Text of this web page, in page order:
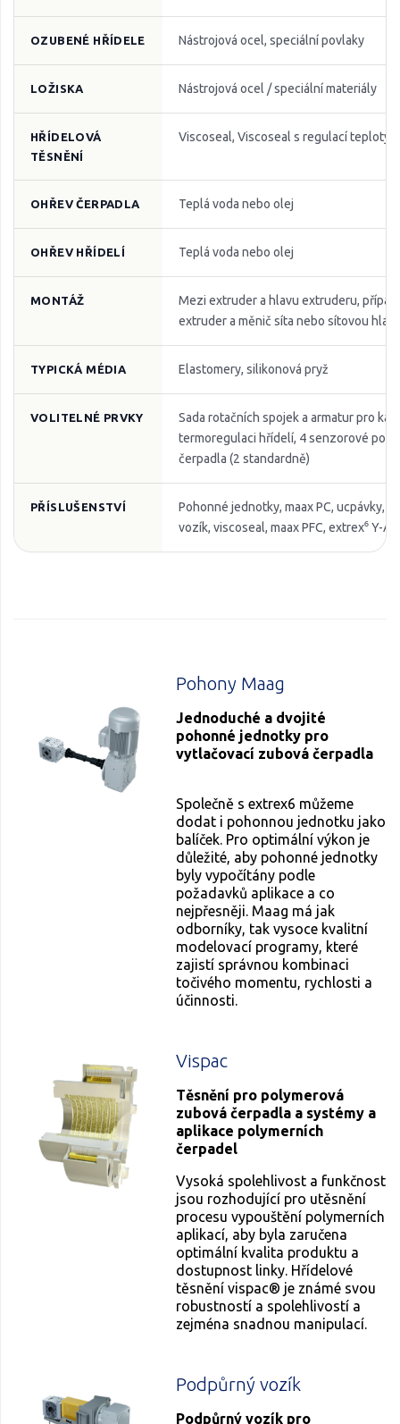
OZUBENÉ HŘÍDELE Nástrojová ocel, speciální povlaky
LOŽISKA Nástrojová ocel / speciální materiály
HŘÍDELOVÁ
TĚSNĚNÍ
Viscoseal, Viscoseal s regulací teploty
OHŘEV ČERPADLA Teplá voda nebo olej
OHŘEV HŘÍDELÍ Teplá voda nebo olej
MONTÁŽ
Mezi extruder a hlavu extruderu,
extruder a měnič síta nebo sítovou
TYPICKÁ MÉDIA Elastomery, silikonová pryž
VOLITELNÉ PRVKY
Sada rotačních spojek a armatur pro
termoregulaci hřídelí, 4 senzorové
čerpadla (2 standardně)
PŘÍSLUŠENSTVÍ
Pohonné jednotky, maax PC, ucpávky,
vozík, viscoseal, maax PFC, extrex⁶ Y-
Pohony Maag
Jednoduché a dvojité
pohonné jednotky pro
vytlačovací zubová čerpadla
Společně s extrex6 můžeme
dodat i pohonnou jednotku jako
balíček. Pro optimální výkon je
důležité, aby pohonné jednotky
byly vypočítány podle
požadavků aplikace a co
nejpřesněji. Maag má jak
odborníky, tak vysoce kvalitní
modelovací programy, které
zajistí správnou kombinaci
točivého momentu, rychlosti a
účinnosti.
Vispac
Těsnění pro polymerová
zubová čerpadla a systémy a
aplikace polymerních
čerpadel
Vysoká spolehlivost a funkčnost
jsou rozhodující pro utěsnění
procesu vypouštění polymerních
aplikací, aby byla zaručena
optimální kvalita produktu a
dostupnost linky. Hřídelové
těsnění vispac® je známé svou
robustností a spolehlivostí a
zejména snadnou manipulací.
Podpůrný vozík
Podpůrný vozík pro